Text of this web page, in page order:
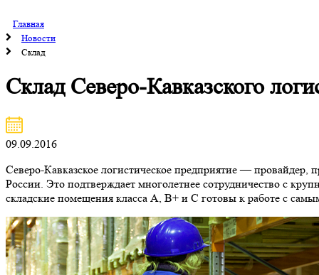
Главная
Новости
Склад
Склад Северо-Кавказского
09.09.2016
Северо-Кавказское логистическое предприятие — провайдер,
России. Это подтверждает многолетнее сотрудничество с
складские помещения класса А, В+ и С готовы к работе с